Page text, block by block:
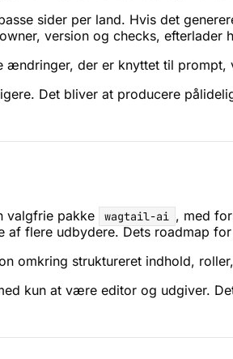
sider per land. Hvis det
version og checks, efterlader
ændringer, der er knyttet til prompt,
Det bliver at producere
valgfrie pakke wagtail-ai , med
af flere udbydere. Dets roadmap
omkring struktureret indhold,
kun at være editor og udgiver.